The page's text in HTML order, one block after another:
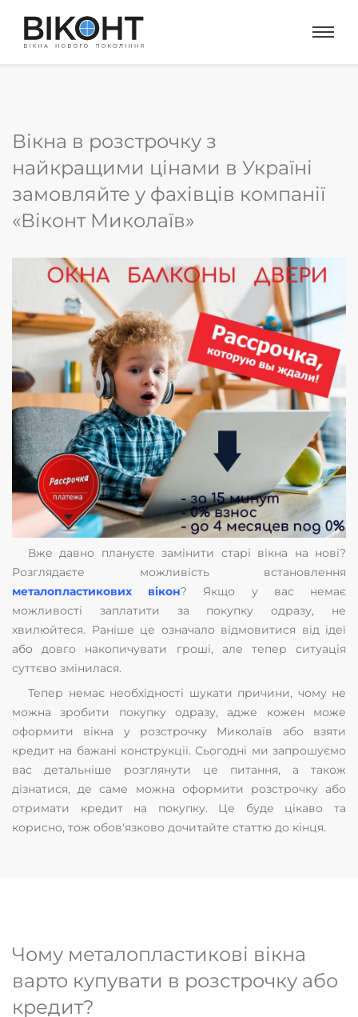
Вікна в розстрочку з
найкращими цінами в Україні
замовляйте у фахівців компанії
«Віконт Миколаїв»
Вже давно плануєте замінити старі вікна на нові?
Розглядаєте можливість встановлення
металопластикових вікон? Якщо у вас немає
можливості заплатити за покупку одразу, не
хвилюйтеся. Раніше це означало відмовитися від ідеї
або довго накопичувати гроші, але тепер ситуація
суттєво змінилася.
Тепер немає необхідності шукати причини, чому не
можна зробити покупку одразу, адже кожен може
оформити вікна у розстрочку Миколаїв або взяти
кредит на бажані конструкції. Сьогодні ми запрошуємо
вас детальніше розглянути це питання, а також
дізнатися, де саме можна оформити розстрочку або
отримати кредит на покупку. Це буде цікаво та
корисно, тож обов'язково дочитайте статтю до кінця.
Чому металопластикові вікна
варто купувати в розстрочку або
кредит?